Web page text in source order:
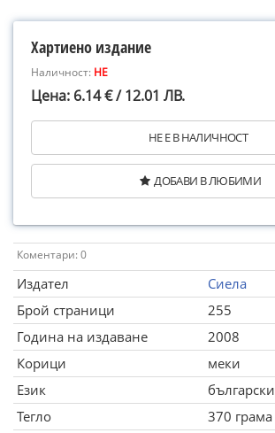
Хартиено издание
Наличност: НЕ
Цена: 6.14 € / 12.01 ЛВ.
НЕ Е В НАЛИЧНОСТ
ДОБАВИ В ЛЮБИМИ
Коментари: 0
Издател
Сиела
Брой страници
255
Година на издаване
2008
Корици
меки
Език
български
Тегло
370 грама